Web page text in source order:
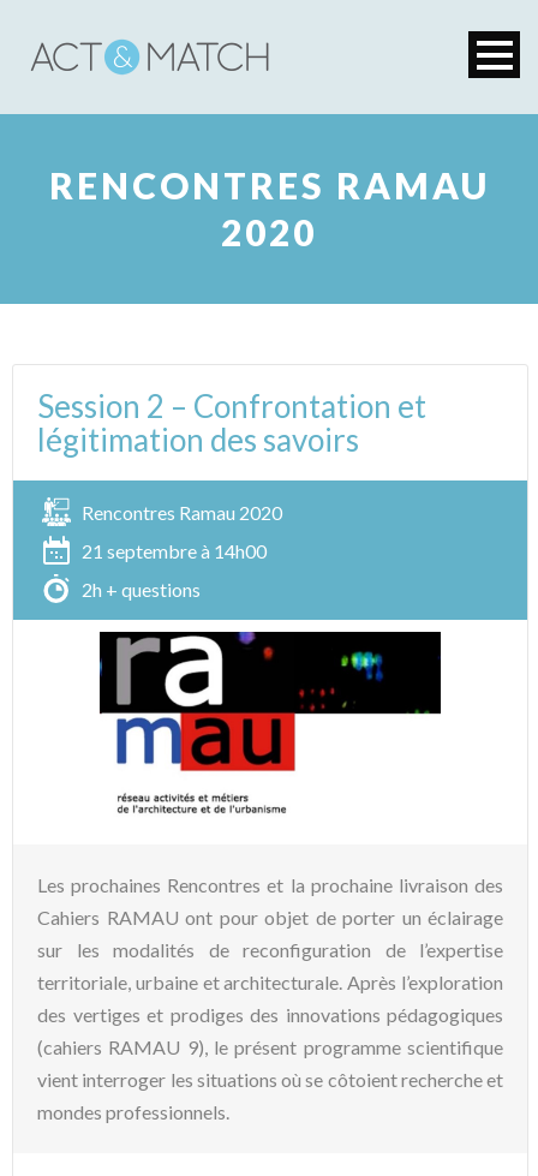
RENCONTRES RAMAU
2020
Session 2 – Confrontation et
légitimation des savoirs
Rencontres Ramau 2020
21 septembre à 14h00
2h + questions
Les prochaines Rencontres et la prochaine livraison des
Cahiers RAMAU ont pour objet de porter un éclairage
sur les modalités de reconfiguration de l’expertise
territoriale, urbaine et architecturale. Après l’exploration
des vertiges et prodiges des innovations pédagogiques
(cahiers RAMAU 9), le présent programme scientifique
vient interroger les situations où se côtoient recherche et
mondes professionnels.